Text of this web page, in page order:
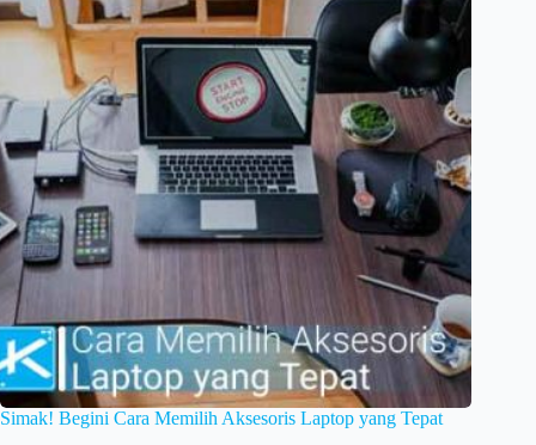
Simak! Begini Cara Memilih Aksesoris Laptop yang Tepat